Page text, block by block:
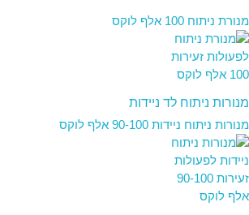
מנורת ניתוח 100 אלף לוקס
מנורות ניתוח לד ניידות
מנורות ניתוח ניידות 90-100 אלף לוקס